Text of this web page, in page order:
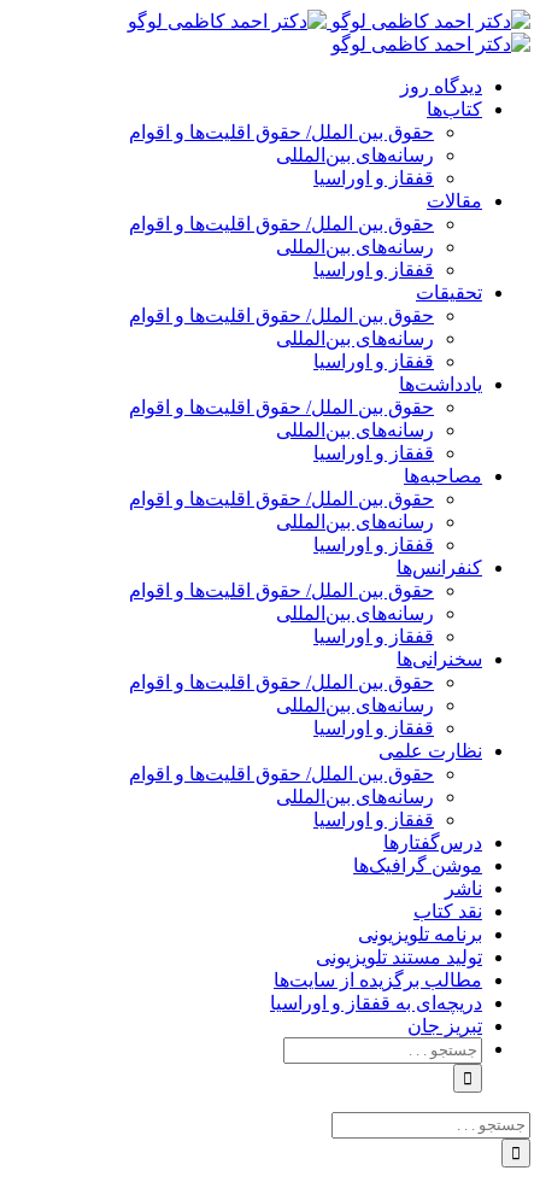
پرش
به
دیدگاه روز
کتاب‌ها
حقوق بین الملل/ حقوق اقلیت‌ها و اقوام
رسانه‌های بین‌المللی
قفقاز و اوراسیا
مقالات
حقوق بین الملل/ حقوق اقلیت‌ها و اقوام
رسانه‌های بین‌المللی
قفقاز و اوراسیا
تحقیقات
حقوق بین الملل/ حقوق اقلیت‌ها و اقوام
رسانه‌های بین‌المللی
قفقاز و اوراسیا
یادداشت‌ها
حقوق بین الملل/ حقوق اقلیت‌ها و اقوام
رسانه‌های بین‌المللی
قفقاز و اوراسیا
مصاحبه‌ها
حقوق بین الملل/ حقوق اقلیت‌ها و اقوام
رسانه‌های بین‌المللی
قفقاز و اوراسیا
کنفرانس‌ها
حقوق بین الملل/ حقوق اقلیت‌ها و اقوام
رسانه‌های بین‌المللی
قفقاز و اوراسیا
سخنرانی‌ها
حقوق بین الملل/ حقوق اقلیت‌ها و اقوام
رسانه‌های بین‌المللی
قفقاز و اوراسیا
نظارت علمی
حقوق بین الملل/ حقوق اقلیت‌ها و اقوام
رسانه‌های بین‌المللی
قفقاز و اوراسیا
درس‌گفتارها
موشن گرافیک‌ها
ناشر
نقد کتاب
برنامه‌ تلویزیونی
تولید مستند تلویزیونی
مطالب برگزیده از سایت‌ها
دریچه‌ای به قفقاز و اوراسیا
تبریزِ جان
جستجو
برای:
جستجو
برای: